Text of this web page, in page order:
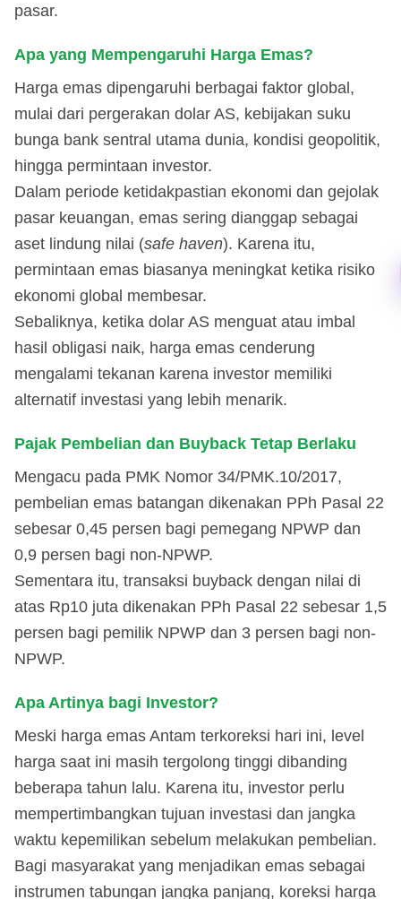
pasar.
Apa yang Mempengaruhi Harga Emas?
Harga emas dipengaruhi berbagai faktor global,
mulai dari pergerakan dolar AS, kebijakan suku
bunga bank sentral utama dunia, kondisi geopolitik,
hingga permintaan investor.
Dalam periode ketidakpastian ekonomi dan gejolak
pasar keuangan, emas sering dianggap sebagai
aset lindung nilai (safe haven). Karena itu,
permintaan emas biasanya meningkat ketika risiko
ekonomi global membesar.
Sebaliknya, ketika dolar AS menguat atau imbal
hasil obligasi naik, harga emas cenderung
mengalami tekanan karena investor memiliki
alternatif investasi yang lebih menarik.
Pajak Pembelian dan Buyback Tetap Berlaku
Mengacu pada PMK Nomor 34/PMK.10/2017,
pembelian emas batangan dikenakan PPh Pasal 22
sebesar 0,45 persen bagi pemegang NPWP dan
0,9 persen bagi non-NPWP.
Sementara itu, transaksi buyback dengan nilai di
atas Rp10 juta dikenakan PPh Pasal 22 sebesar 1,5
persen bagi pemilik NPWP dan 3 persen bagi non-
NPWP.
Apa Artinya bagi Investor?
Meski harga emas Antam terkoreksi hari ini, level
harga saat ini masih tergolong tinggi dibanding
beberapa tahun lalu. Karena itu, investor perlu
mempertimbangkan tujuan investasi dan jangka
waktu kepemilikan sebelum melakukan pembelian.
Bagi masyarakat yang menjadikan emas sebagai
instrumen tabungan jangka panjang, koreksi harga